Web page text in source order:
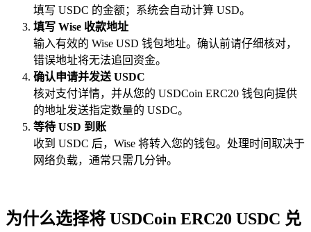
填写 USDC 的金额；系统会自动计算 USD。
填写 Wise 收款地址
输入有效的 Wise USD 钱包地址。确认前请仔细核对，
错误地址将无法追回资金。
确认申请并发送 USDC
核对支付详情，并从您的 USDCoin ERC20 钱包向提供
的地址发送指定数量的 USDC。
等待 USD 到账
收到 USDC 后，Wise 将转入您的钱包。处理时间取决于
网络负载，通常只需几分钟。
为什么选择将 USDCoin ERC20 USDC 兑